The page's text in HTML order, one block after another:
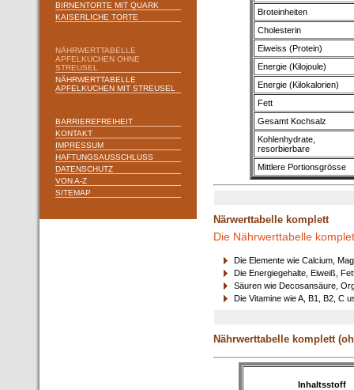
BIRNENTORTE MIT QUARK
KAISERLICHE TORTE
NÄHRWERTTABELLE
APFELKUCHEN OHNE
STREUSEL
NÄHRWERTTABELLE
APFELKUCHEN MIT STREUSEL
BARRIEREFREIHEIT
KONTAKT
IMPRESSUM
HAFTUNGSAUSSCHLUSS
DATENSCHUTZ
VON A-Z
SITEMAP
Broteinheiten
Cholesterin
Eiweiss (Protein)
Energie (Kilojoule)
Energie (Kilokalorien)
Fett
Gesamt Kochsalz
Kohlenhydrate,
resorbierbare
Mittlere Portionsgrösse
Närwerttabelle komplett
Die Nährwerttabelle
Die Elemente wie Calcium,
Die Energiegehalte, Eiweiß,
Säuren wie Decosansäure,
Die Vitamine wie A, B1, B2, C
Nährwerttabelle komplett
Inhaltsstoff